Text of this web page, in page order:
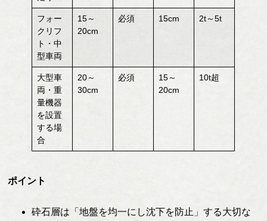
フォー
クリフ
ト・中
型車両
15～
20cm
必須 15cm 2t～5t
大型車
両・重
量機器
を設置
する場
合
20～
30cm
必須
15～
20cm
10t超
ポイント
砕石層は「地盤を均一にし沈下を防止」する大切な